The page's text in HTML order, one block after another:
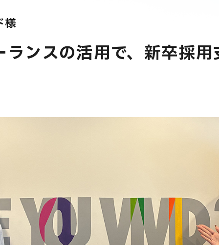
様
ランスの活用で、新卒採